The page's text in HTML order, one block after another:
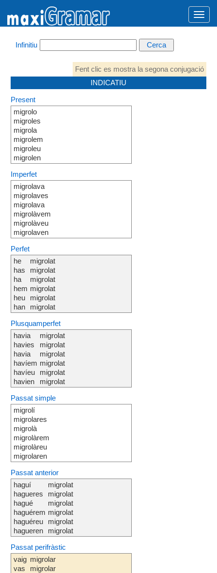
Infinitiu
Fent clic es mostra la segona conjugació
INDICATIU
Present
migrolo
migroles
migrola
migrolem
migroleu
migrolen
Imperfet
migrolava
migrolaves
migrolava
migrolàvem
migrolàveu
migrolaven
Perfet
he
has
ha
hem
heu
han
migrolat
migrolat
migrolat
migrolat
migrolat
migrolat
Plusquamperfet
havia
havies
havia
havíem
havíeu
havien
migrolat
migrolat
migrolat
migrolat
migrolat
migrolat
Passat simple
migrolí
migrolares
migrolà
migrolàrem
migrolàreu
migrolaren
Passat anterior
haguí
hagueres
hagué
haguérem
haguéreu
hagueren
migrolat
migrolat
migrolat
migrolat
migrolat
migrolat
Passat perifràstic
vaig
vas
migrolar
migrolar